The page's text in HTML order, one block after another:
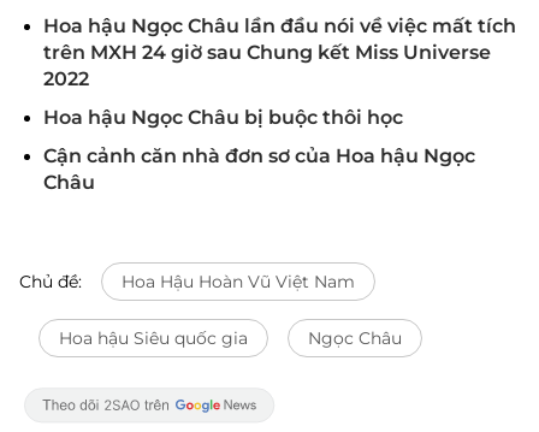
Hoa hậu Ngọc Châu lần đầu nói về việc mất tích
trên MXH 24 giờ sau Chung kết Miss Universe
2022
Hoa hậu Ngọc Châu bị buộc thôi học
Cận cảnh căn nhà đơn sơ của Hoa hậu Ngọc
Châu
Chủ đề: Hoa Hậu Hoàn Vũ Việt Nam
Hoa hậu Siêu quốc gia Ngọc Châu